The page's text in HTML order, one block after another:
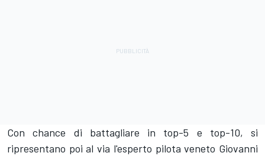
Con chance di battagliare in top-5 e top-10, si
ripresentano poi al via l'esperto pilota veneto Giovanni